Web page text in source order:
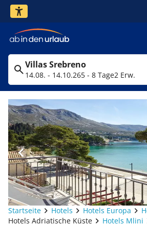
Villas Srebreno
14.08. - 14.10.265 - 8 Tage2 Erw.
Startseite Hotels Hotels Europa
Hotels Adriatische Küste
Hotels Mlini